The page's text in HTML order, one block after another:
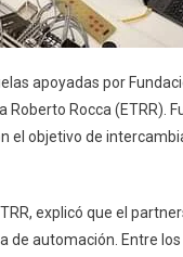
apoyadas por
Rocca (ETRR).
el objetivo de
explicó que el
automación. Entre